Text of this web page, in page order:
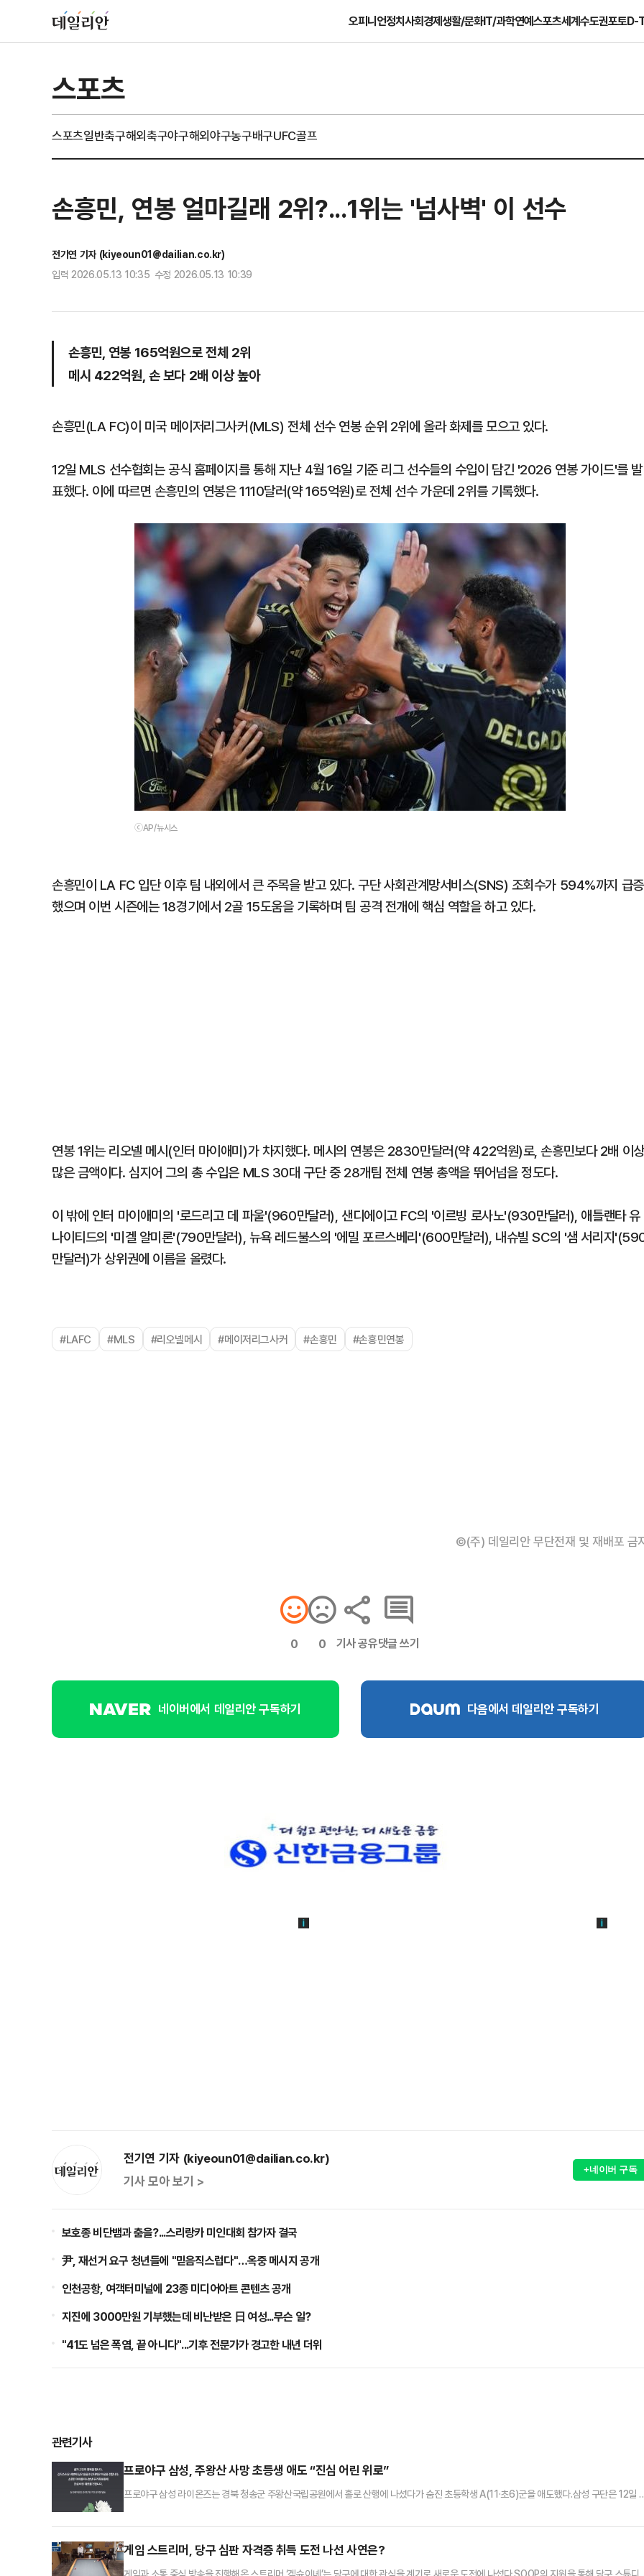
오피니언정치사회경제생활/문화IT/과학연예스포츠세계수도권포토D-
스포츠
스포츠일반축구해외축구야구해외야구농구배구UFC골프
손흥민, 연봉 얼마길래 2위?...1위는 '넘사벽' 이 선수
전기연 기자 (kiyeoun01@dailian.co.kr)
입력 2026.05.13 10:35 수정 2026.05.13 10:39
손흥민, 연봉 165억원으로 전체 2위
메시 422억원, 손 보다 2배 이상 높아
손흥민(LA FC)이 미국 메이저리그사커(MLS) 전체 선수 연봉 순위 2위에 올라 화제를 모으고 있다.
12일 MLS 선수협회는 공식 홈페이지를 통해 지난 4월 16일 기준 리그 선수들의 수입이 담긴 '2026 연봉 가이드'를 발
표했다. 이에 따르면 손흥민의 연봉은 1110달러(약 165억원)로 전체 선수 가운데 2위를 기록했다.
ⓒAP/뉴시스
손흥민이 LA FC 입단 이후 팀 내외에서 큰 주목을 받고 있다. 구단 사회관계망서비스(SNS) 조회수가 594%까지 급증
했으며 이번 시즌에는 18경기에서 2골 15도움을 기록하며 팀 공격 전개에 핵심 역할을 하고 있다.
연봉 1위는 리오넬 메시(인터 마이애미)가 차지했다. 메시의 연봉은 2830만달러(약 422억원)로, 손흥민보다 2배 이상
많은 금액이다. 심지어 그의 총 수입은 MLS 30대 구단 중 28개팀 전체 연봉 총액을 뛰어넘을 정도다.
이 밖에 인터 마이애미의 '로드리고 데 파울'(960만달러), 샌디에이고 FC의 '이르빙 로사노'(930만달러), 애틀랜타 유
나이티드의 '미겔 알미론'(790만달러), 뉴욕 레드불스의 '에밀 포르스베리'(600만달러), 내슈빌 SC의 '샘 서리지
만달러)가 상위권에 이름을 올렸다.
#LAFC #MLS #리오넬메시 #메이저리그사커 #손흥민 #손흥민연봉
©(주) 데일리안 무단전재 및 재배포 금
0 0 기사 공유댓글 쓰기
네이버에서 데일리안 구독하기 다음에서 데일리안 구독하기
전기연 기자 (kiyeoun01@dailian.co.kr)
기사 모아 보기 >
+네이버 구독
보호종 비단뱀과 춤을?...스리랑카 미인대회 참가자 결국
尹, 재선거 요구 청년들에 "믿음직스럽다"…옥중 메시지 공개
인천공항, 여객터미널에 23종 미디어아트 콘텐츠 공개
지진에 3000만원 기부했는데 비난받은 日 여성...무슨 일?
"41도 넘은 폭염, 끝 아니다"...기후 전문가가 경고한 내년 더위
관련기사
프로야구 삼성, 주왕산 사망 초등생 애도 “진심 어린 위로”
프로야구 삼성 라이온즈는 경북 청송군 주왕산국립공원에서 홀로 산행에 나섰다가 숨진 초등학생 A(11·초6)군을 애도했다.삼성 구단은 12일
한다”고 밝혔다.대구시에 거주하는 A군은 지난 10일 삼성 야구단 유니폼과 모자를 착용하고 가족들과 함께 주왕산국립공원을 찾았다.A군은 당
게임 스트리머, 당구 심판 자격증 취득 도전 나선 사연은?